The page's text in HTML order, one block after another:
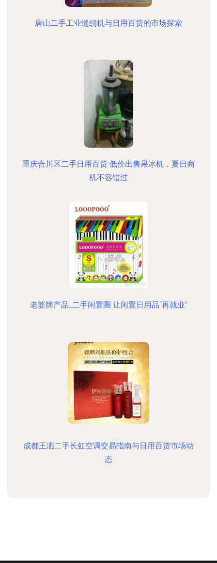
唐山二手工业缝纫机与日用百货的市场探索
重庆合川区二手日用百货 低价出售果冰机，夏日商
机不容错过
老婆牌产品_二手闲置圈 让闲置日用品“再就业”
成都王泗二手长虹空调交易指南与日用百货市场动
态